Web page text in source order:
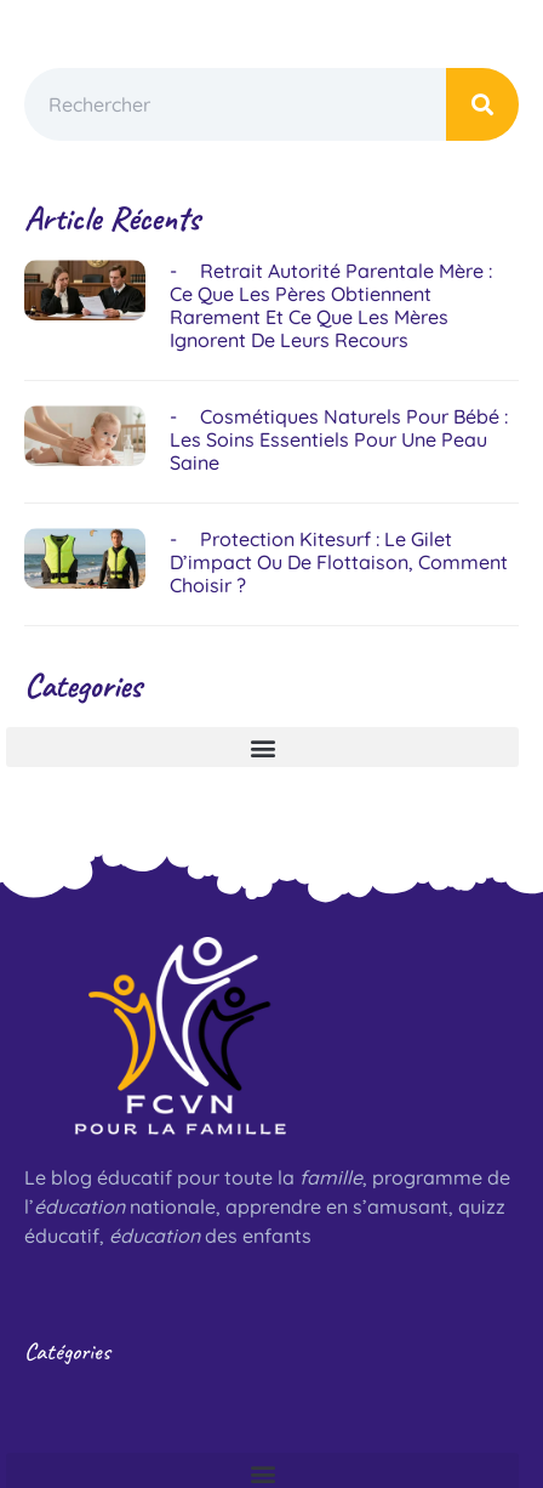
Article Récents
Retrait Autorité Parentale Mère :
Ce Que Les Pères Obtiennent
Rarement Et Ce Que Les Mères
Ignorent De Leurs Recours
Cosmétiques Naturels Pour Bébé :
Les Soins Essentiels Pour Une Peau
Saine
Protection Kitesurf : Le Gilet
D’impact Ou De Flottaison, Comment
Choisir ?
Categories
Le blog éducatif pour toute la famille, programme de
l’éducationnationale, apprendre en s’amusant, quizz
éducatif, éducationdes enfants
Catégories